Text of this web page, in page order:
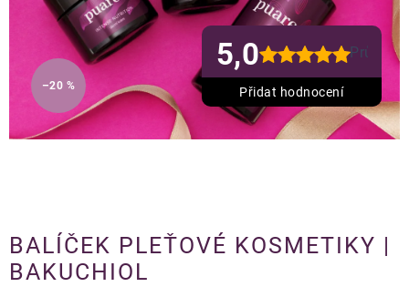
–20 %
5,0
je
5,0
z
Přidat hodnocení
BALÍČEK PLEŤOVÉ KOSMETIKY |
BAKUCHIOL